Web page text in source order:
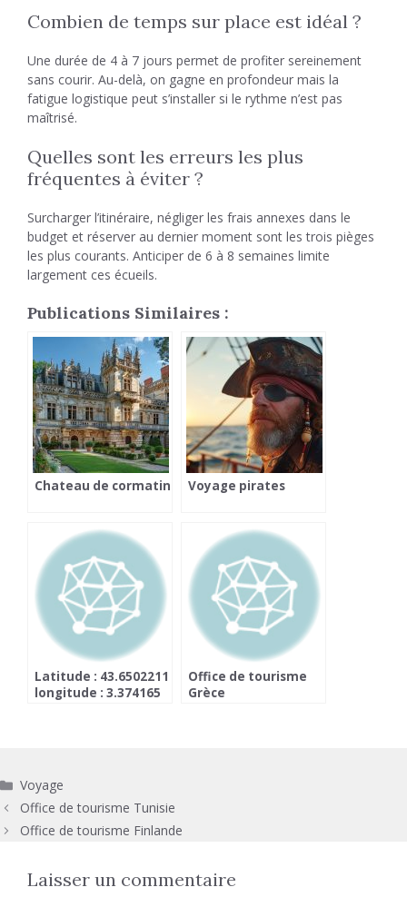
Combien de temps sur place est idéal ?
Une durée de 4 à 7 jours permet de profiter sereinement
sans courir. Au-delà, on gagne en profondeur mais la
fatigue logistique peut s’installer si le rythme n’est pas
maîtrisé.
Quelles sont les erreurs les plus
fréquentes à éviter ?
Surcharger l’itinéraire, négliger les frais annexes dans le
budget et réserver au dernier moment sont les trois pièges
les plus courants. Anticiper de 6 à 8 semaines limite
largement ces écueils.
Publications Similaires :
Chateau de cormatin Voyage pirates
Latitude : 43.6502211
longitude : 3.374165
Office de tourisme
Grèce
Catégories
Voyage
Office de tourisme Tunisie
Office de tourisme Finlande
Laisser un commentaire